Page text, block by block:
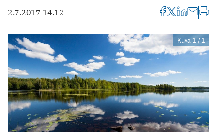
2.7.2017 14.12
Kuva 1 / 1